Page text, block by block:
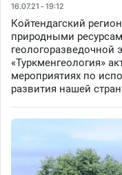
16.07.21 - 19:12
Койтендагский
природными
геологоразведочной
«Туркменгеология»
мероприятиях по
развития нашей